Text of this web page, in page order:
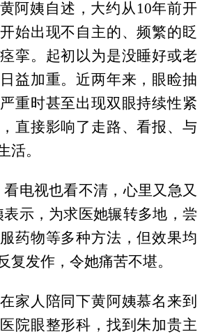
阿姨自述，大约从10年前开
始出现不自主的、频繁的眨
挛。起初以为是没睡好或老
益加重。近两年来，眼睑抽
重时甚至出现双眼持续性紧
直接影响了走路、看报、与
活。
电视也看不清，心里又急又
表示，为求医她辗转多地，尝
药物等多种方法，但效果均
复发作，令她痛苦不堪。
家人陪同下黄阿姨慕名来到
院眼整形科，找到朱加贵主